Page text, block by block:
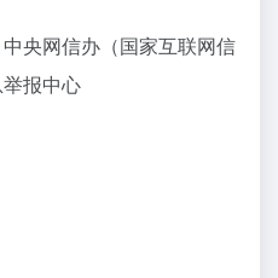
央网信办（国家互联网信
报中心